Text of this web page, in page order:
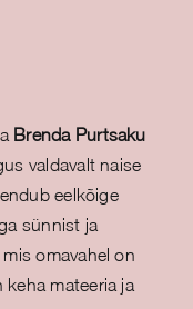
Brenda Purtsaku
valdavalt naise
eelkõige
sünnist ja
omavahel on
mateeria ja